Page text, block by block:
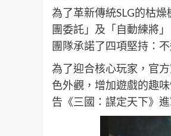
為了革新傳統SLG的枯
團委託」及「自動練將
團隊承諾了四項堅持：
為了迎合核心玩家，官
色外觀，增加遊戲的趣
告《三國：謀定天下》